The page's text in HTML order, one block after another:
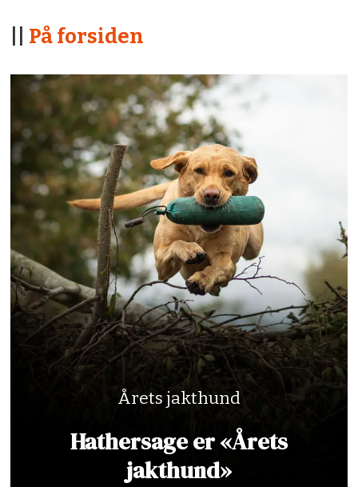
På forsiden
Årets jakthund
Hathersage er «Årets
jakthund»